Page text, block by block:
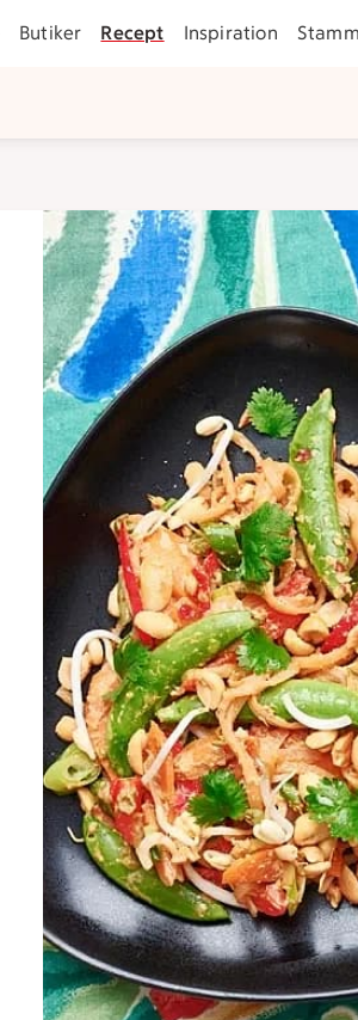
Butiker Recept Inspiration